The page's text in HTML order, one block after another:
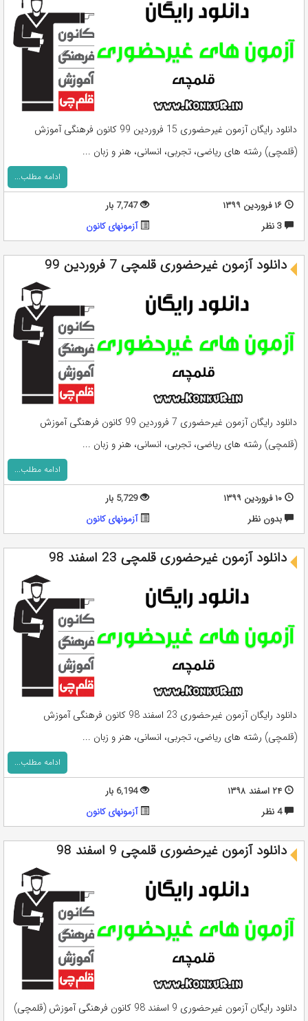
دانلود رایگان آزمون غیرحضوری 15 فروردین 99 کانون فرهنگی آموزش
(قلمچی) رشته های ریاضی، تجربی، انسانی، هنر و زبان ...
ادامه مطلب...
۱۶ فروردین ۱۳۹۹
7,747 بار
3 نظر
آزمونهای کانون
دانلود آزمون غیرحضوری قلمچی 7 فروردین 99
دانلود رایگان آزمون غیرحضوری 7 فروردین 99 کانون فرهنگی آموزش
(قلمچی) رشته های ریاضی، تجربی، انسانی، هنر و زبان ...
ادامه مطلب...
۱۰ فروردین ۱۳۹۹
5,729 بار
بدون نظر
آزمونهای کانون
دانلود آزمون غیرحضوری قلمچی 23 اسفند 98
دانلود رایگان آزمون غیرحضوری 23 اسفند 98 کانون فرهنگی آموزش
(قلمچی) رشته های ریاضی، تجربی، انسانی، هنر و زبان ...
ادامه مطلب...
۲۴ اسفند ۱۳۹۸
6,194 بار
4 نظر
آزمونهای کانون
دانلود آزمون غیرحضوری قلمچی 9 اسفند 98
دانلود رایگان آزمون غیرحضوری 9 اسفند 98 کانون فرهنگی آموزش (قلمچی)